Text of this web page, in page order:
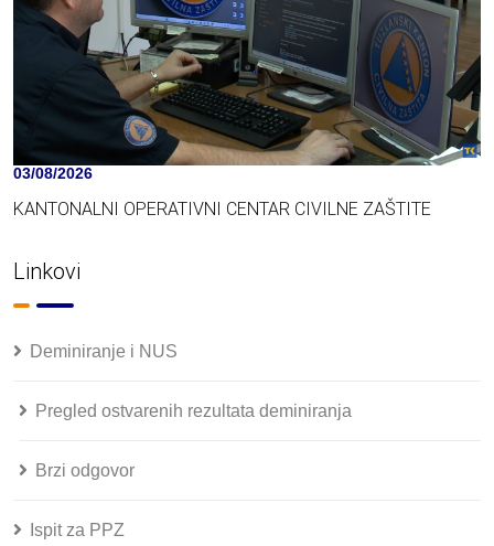
03/08/2026
KANTONALNI OPERATIVNI CENTAR CIVILNE ZAŠTITE
Linkovi
Deminiranje i NUS
Pregled ostvarenih rezultata deminiranja
Brzi odgovor
Ispit za PPZ